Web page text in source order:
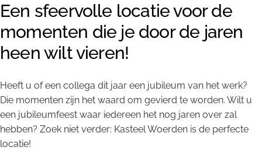
Een sfeervolle locatie voor de
momenten die je door de jaren
heen wilt vieren!
Heeft u of een collega dit jaar een jubileum van het werk?
Die momenten zijn het waard om gevierd te worden. Wilt u
een jubileumfeest waar iedereen het nog jaren over zal
hebben? Zoek niet verder: Kasteel Woerden is de perfecte
locatie!